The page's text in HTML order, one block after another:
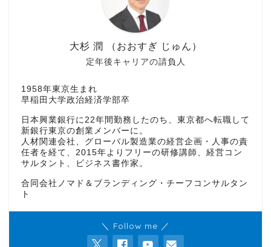
定年後キャリアの請負人
大杉 潤 （おおすぎ じゅん）
1958年東京生まれ
早稲田大学政治経済学部卒
日本興業銀行に22年間勤務したのち、東京都へ転職して
新銀行東京の創業メンバーに。
人材関連会社、グローバル製造業の経営企画・人事の責
任者を経て、2015年よりフリーの研修講師、経営コン
サルタント、ビジネス書作家。
合同会社ノマド＆ブランディング・チーフコンサルタン
ト
＼ Follow me ／